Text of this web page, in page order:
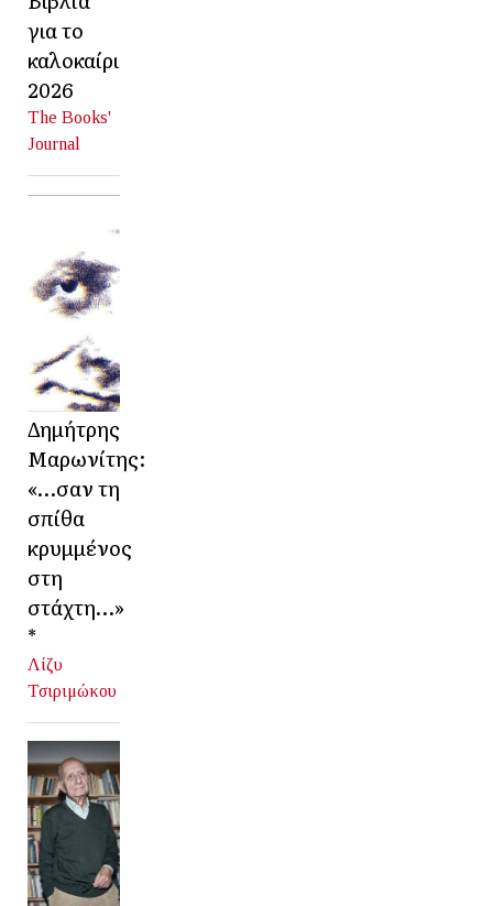
για το
καλοκαίρι
2026
The Books'
Journal
Δημήτρης
Μαρωνίτης:
«…σαν τη
σπίθα
κρυμμένος
στη
στάχτη…»
*
Λίζυ
Τσιριμώκου